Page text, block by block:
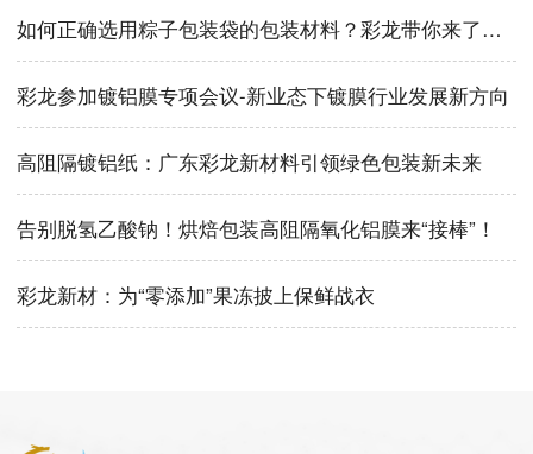
如何正确选用粽子包装袋的包装材料？彩龙带你来了解！
彩龙参加镀铝膜专项会议-新业态下镀膜行业发展新方向
高阻隔镀铝纸：广东彩龙新材料引领绿色包装新未来
告别脱氢乙酸钠！烘焙包装高阻隔氧化铝膜来“接棒”！
彩龙新材：为“零添加”果冻披上保鲜战衣